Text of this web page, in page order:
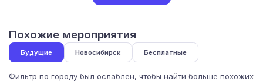
Похожие мероприятия
Будущие Новосибирск Бесплатные
Фильтр по городу был ослаблен, чтобы найти больше похожих